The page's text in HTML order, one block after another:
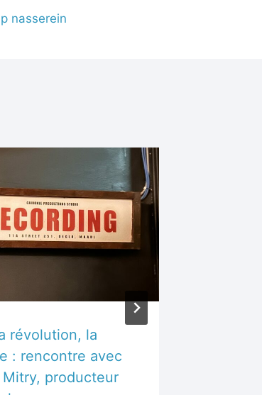
nasserein
révolution, la
: rencontre avec
producteur